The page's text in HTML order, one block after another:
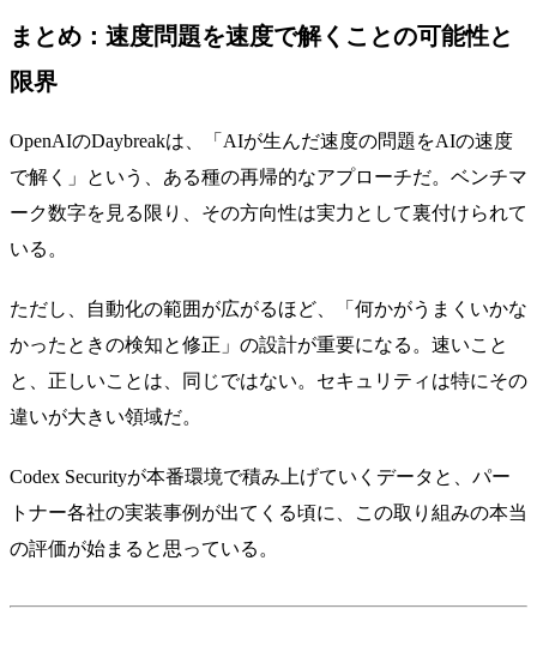
まとめ：速度問題を速度で解くことの可能性と
限界
OpenAIのDaybreakは、「AIが生んだ速度の問題をAIの速度
で解く」という、ある種の再帰的なアプローチだ。ベンチマ
ーク数字を見る限り、その方向性は実力として裏付けられて
いる。
ただし、自動化の範囲が広がるほど、「何かがうまくいかな
かったときの検知と修正」の設計が重要になる。速いこと
と、正しいことは、同じではない。セキュリティは特にその
違いが大きい領域だ。
Codex Securityが本番環境で積み上げていくデータと、パー
トナー各社の実装事例が出てくる頃に、この取り組みの本当
の評価が始まると思っている。